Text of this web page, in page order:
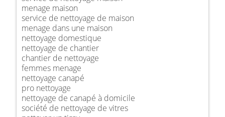
menage maison
service de nettoyage de maison
menage dans une maison
nettoyage domestique
nettoyage de chantier
chantier de nettoyage
femmes menage
nettoyage canapé
pro nettoyage
nettoyage de canapé à domicile
société de nettoyage de vitres